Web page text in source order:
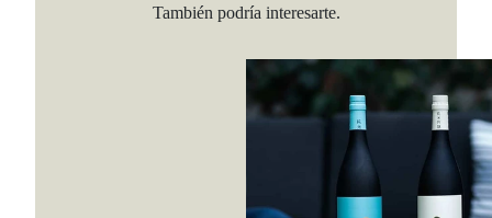
También podría interesarte.